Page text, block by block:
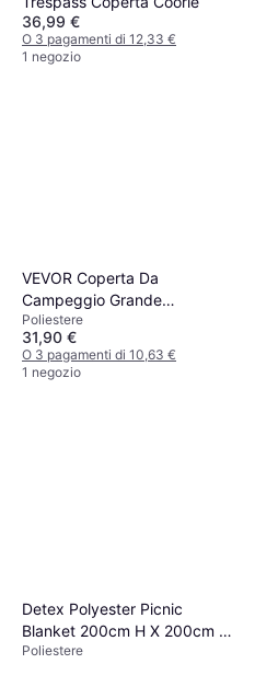
36,99 €
O 3 pagamenti di 12,33 €
1 negozio
VEVOR Coperta Da
Campeggio Grande
Indossabile
Poliestere
31,90 €
O 3 pagamenti di 10,63 €
1 negozio
Detex Polyester Picnic
Blanket 200cm H X 200cm W
X 200cm D
Poliestere